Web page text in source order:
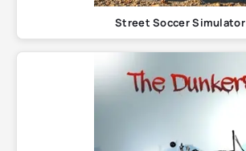
Street Soccer Simulator